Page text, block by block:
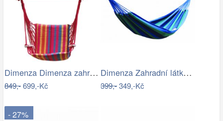
Dimenza Dimenza zahradní látková…
849,-699,-Kč
Dimenza Zahradní látková houpací síť -…
399,-349,-Kč
- 27%